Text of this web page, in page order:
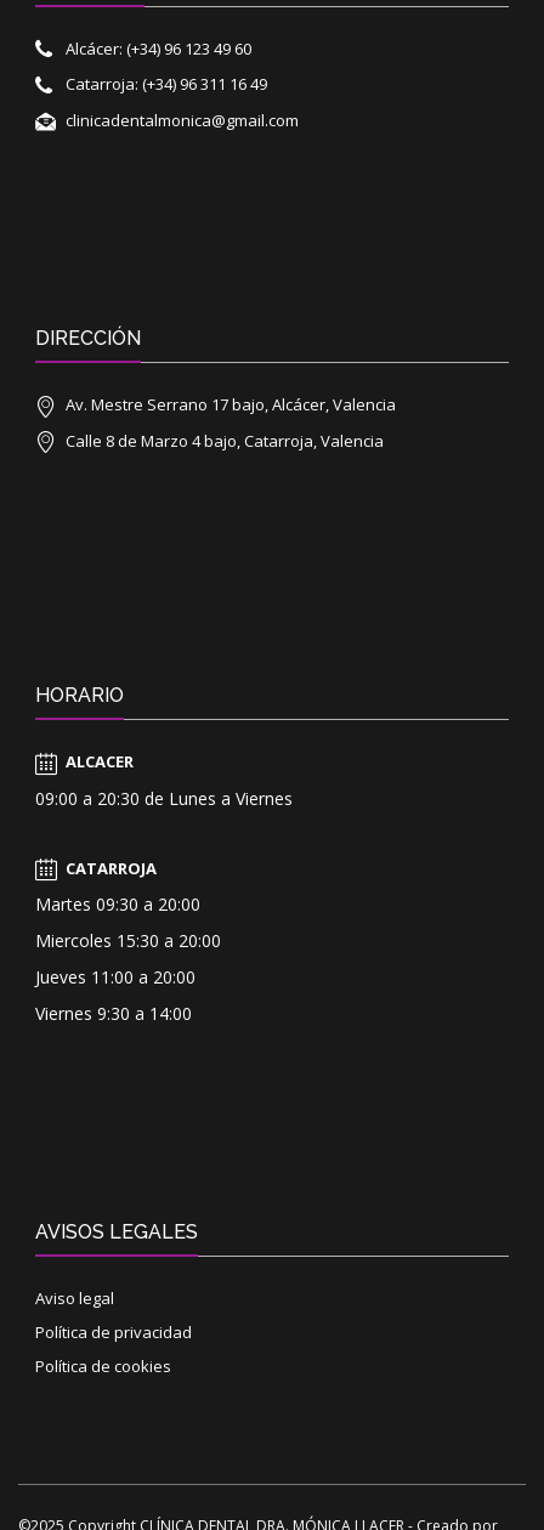
Alcácer: (+34) 96 123 49 60
Catarroja: (+34) 96 311 16 49
clinicadentalmonica@gmail.com
DIRECCIÓN
Av. Mestre Serrano 17 bajo, Alcácer, Valencia
Calle 8 de Marzo 4 bajo, Catarroja, Valencia
HORARIO
ALCACER
09:00 a 20:30 de Lunes a Viernes
CATARROJA
Martes 09:30 a 20:00
Miercoles 15:30 a 20:00
Jueves 11:00 a 20:00
Viernes 9:30 a 14:00
AVISOS LEGALES
Aviso legal
Política de privacidad
Política de cookies